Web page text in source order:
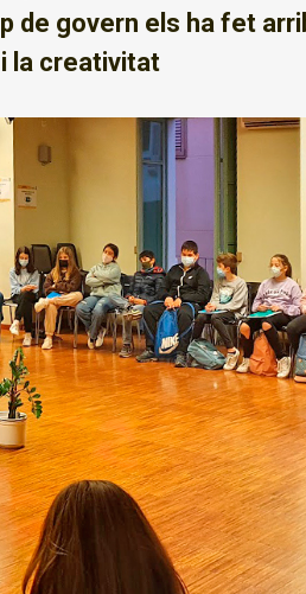
de govern els ha fet
la creativitat